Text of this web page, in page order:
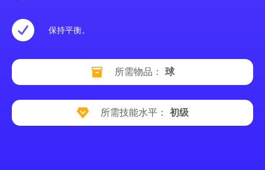
保持平衡。
所需物品： 球
所需技能水平： 初级